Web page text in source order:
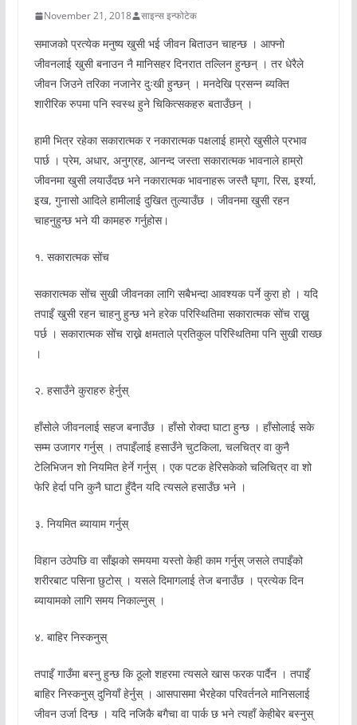
November 21, 2018 साइन्स इन्फोटेक
समाजको प्रत्येक मनुष्य खुसी भई जीवन बिताउन चाहन्छ । आफ्नो
जीवनलाई खुसी बनाउन नै मानिसहर दिनरात तल्लिन हुन्छन् । तर धेरैले
जीवन जिउने तरिका नजानेर दुःखी हुन्छन् । मनदेखि प्रसन्न ब्यक्ति
शारीरिक रुपमा पनि स्वस्थ हुने चिकित्सकहरु बताउँछन् ।
हामी भित्र रहेका सकारात्मक र नकारात्मक पक्षलाई हाम्रो खुसीले प्रभाव
पार्छ । प्रेम, अधार, अनुग्रह, आनन्द जस्ता सकारात्मक भावनाले हाम्रो
जीवनमा खुसी लयाउँदछ भने नकारात्मक भावनाहरू जस्तै घृणा, रिस, इर्श्या,
इख, गुनासो आदिले हामीलाई दुखित तुल्याउँछ । जीवनमा खुसी रहन
चाहनुहुन्छ भने यी कामहरु गर्नुहोस।
१. सकारात्मक सोंच
सकारात्मक सोंच सुखी जीवनका लागि सबैभन्दा आवश्यक पर्ने कुरा हो । यदि
तपाइँ खुसी रहन चाहनु हुन्छ भने हरेक परिस्थितिमा सकारात्मक सोंच राख्नु
पर्छ । सकारात्मक सोंच राख्ने क्षमताले प्रतिकुल परिस्थितिमा पनि सुखी राख्छ
।
२. हसाउँने कुराहरु हेर्नुस्
हाँसोले जीवनलाई सहज बनाउँछ । हाँसो रोक्दा घाटा हुन्छ । हाँसोलाई सके
सम्म उजागर गर्नुस् । तपाइँलाई हसाउँने चुटकिला, चलचित्र वा कुनै
टेलिभिजन शो नियमित हेर्ने गर्नुस् । एक पटक हेरिसकेको चलिचित्र वा शो
फेरि हेर्दा पनि कुनै घाटा हुँदैन यदि त्यसले हसाउँछ भने ।
३. नियमित ब्यायाम गर्नुस्
विहान उठेपछि वा साँझको समयमा यस्तो केही काम गर्नुस् जसले तपाइँको
शरीरबाट पसिना छुटोस् । यसले दिमागलाई तेज बनाउँछ । प्रत्येक दिन
ब्यायामको लागि समय निकाल्नुस् ।
४. बाहिर निस्कनुस्
तपाइँ गाउँमा बस्नु हुन्छ कि ठूलो शहरमा त्यसले खास फरक पार्दैन । तपाइँ
बाहिर निस्कनुस् दुनियाँ हेर्नुस् । आसपासमा भैरहेका परिवर्तनले मानिसलाई
जीवन उर्जा दिन्छ । यदि नजिकै बगैचा वा पार्क छ भने त्यहाँ केहीबेर बस्नुस्